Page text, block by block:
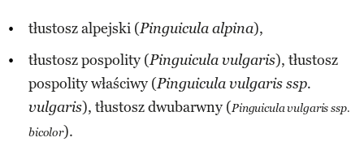
tłustosz alpejski (Pinguicula alpina),
tłustosz pospolity (Pinguicula vulgaris), tłustosz
pospolity właściwy (Pinguicula vulgaris ssp.
vulgaris), tłustosz dwubarwny (Pinguicula vulgaris ssp.
bicolor).